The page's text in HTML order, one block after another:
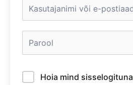
Hoia mind sisselogituna